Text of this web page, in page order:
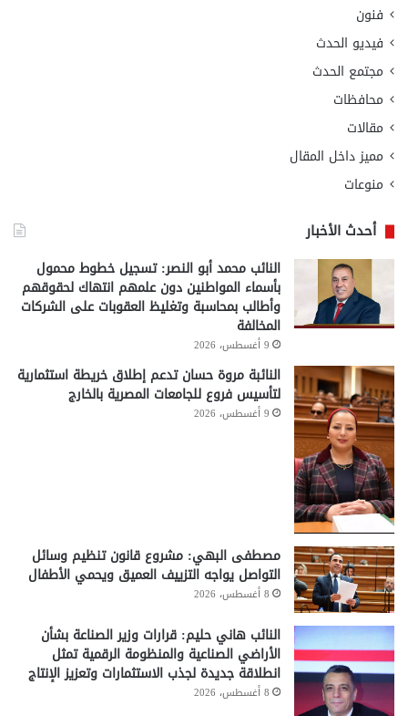
فنون
فيديو الحدث
مجتمع الحدث
محافظات
مقالات
مميز داخل المقال
منوعات
أحدث الأخبار
النائب محمد أبو النصر: تسجيل خطوط محمول
بأسماء المواطنين دون علمهم انتهاك لحقوقهم
وأطالب بمحاسبة وتغليظ العقوبات على الشركات
المخالفة
9 أغسطس، 2026
النائبة مروة حسان تدعم إطلاق خريطة استثمارية
لتأسيس فروع للجامعات المصرية بالخارج
9 أغسطس، 2026
مصطفى البهي: مشروع قانون تنظيم وسائل
التواصل يواجه التزييف العميق ويحمي الأطفال
8 أغسطس، 2026
النائب هاني حليم: قرارات وزير الصناعة بشأن
الأراضي الصناعية والمنظومة الرقمية تمثل
انطلاقة جديدة لجذب الاستثمارات وتعزيز الإنتاج
8 أغسطس، 2026